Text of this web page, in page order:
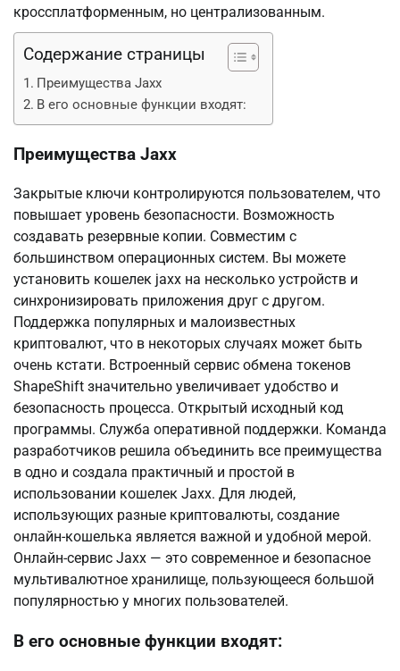
кроссплатформенным, но централизованным.
Содержание страницы
Преимущества Jaxx
В его основные функции входят:
Преимущества Jaxx
Закрытые ключи контролируются пользователем, что
повышает уровень безопасности. Возможность
создавать резервные копии. Совместим с
большинством операционных систем. Вы можете
установить кошелек jaxx на несколько устройств и
синхронизировать приложения друг с другом.
Поддержка популярных и малоизвестных
криптовалют, что в некоторых случаях может быть
очень кстати. Встроенный сервис обмена токенов
ShapeShift значительно увеличивает удобство и
безопасность процесса. Открытый исходный код
программы. Служба оперативной поддержки. Команда
разработчиков решила объединить все преимущества
в одно и создала практичный и простой в
использовании кошелек Jaxx. Для людей,
использующих разные криптовалюты, создание
онлайн-кошелька является важной и удобной мерой.
Онлайн-сервис Jaxx — это современное и безопасное
мультивалютное хранилище, пользующееся большой
популярностью у многих пользователей.
В его основные функции входят: